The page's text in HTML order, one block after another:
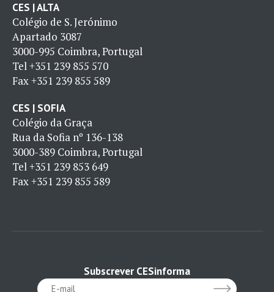
CES | ALTA
Colégio de S. Jerónimo
Apartado 3087
3000-995 Coimbra, Portugal
Tel+351 239 855 570
Fax+351 239 855 589
CES | SOFIA
Colégio da Graça
Rua da Sofia nº 136-138
3000-389 Coimbra, Portugal
Tel+351 239 853 649
Fax+351 239 855 589
Subscrever CESinforma